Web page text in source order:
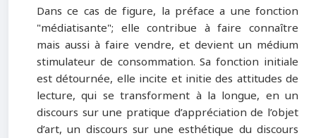
Dans ce cas de figure, la préface a une fonction
"médiatisante"; elle contribue à faire connaître
mais aussi à faire vendre, et devient un médium
stimulateur de consommation. Sa fonction initiale
est détournée, elle incite et initie des attitudes de
lecture, qui se transforment à la longue, en un
discours sur une pratique d’appréciation de l’objet
d’art, un discours sur une esthétique du discours